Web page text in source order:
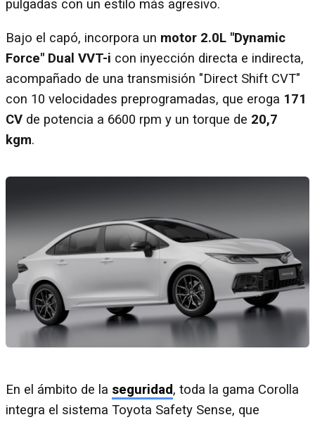
pulgadas con un estilo más agresivo.
Bajo el capó, incorpora un motor 2.0L "Dynamic
Force" Dual VVT-i con inyección directa e indirecta,
acompañado de una transmisión "Direct Shift CVT"
con 10 velocidades preprogramadas, que eroga 171
CV de potencia a 6600 rpm y un torque de 20,7
kgm.
En el ámbito de la seguridad, toda la gama Corolla
integra el sistema Toyota Safety Sense, que